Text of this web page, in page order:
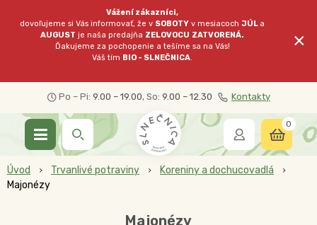
Vážení zákazníci,
dovoľujeme si Vás informovať, že v SOBOTY v mesiacochJÚL a
AUGUST je naša predajňa ZELOVOCU ZATVORENÁ.
Ďakujeme za pochopenie a tešíme sa na Vás!
Váš tím BIO - SLNEČNICA.
×
Po – Pi: 9.00 – 19.00, So: 9.00 – 12.30 Kontakty
0
Úvod Trvanlivé potraviny
Koreniny a dochucovadlá
Majonézy
Majonézy